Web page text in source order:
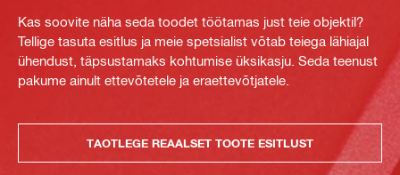
Kas soovite näha seda toodet töötamas just teie objektil?
Tellige tasuta esitlus ja meie spetsialist võtab teiega lähiajal
ühendust, täpsustamaks kohtumise üksikasju. Seda teenust
pakume ainult ettevõtetele ja eraettevõtjatele.
TAOTLEGE REAALSET TOOTE ESITLUST